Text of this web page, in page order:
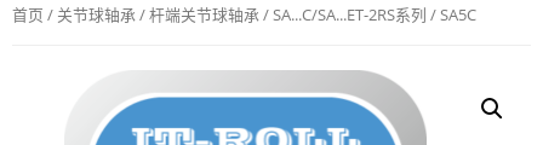
首页 / 关节球轴承/杆端关节球轴承/SA...C/SA...ET-2RS系列 / SA5C